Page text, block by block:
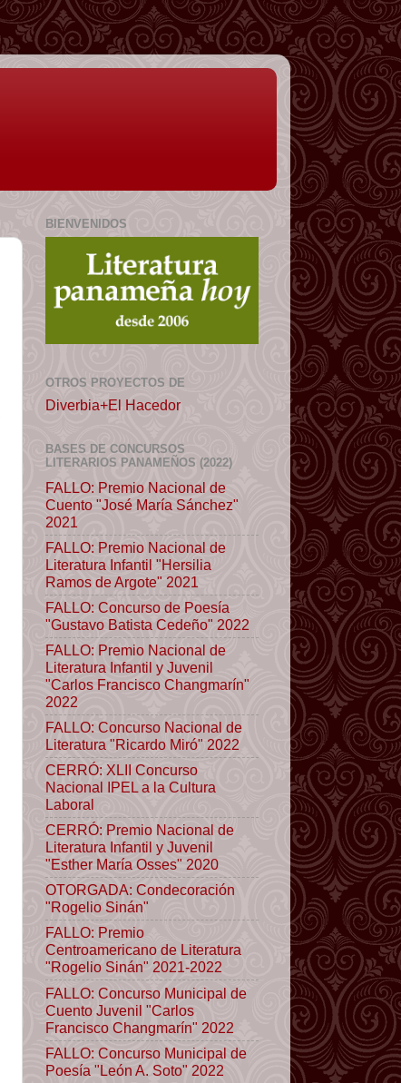
BIENVENIDOS
OTROS PROYECTOS DE
Diverbia+El Hacedor
BASES DE CONCURSOS
LITERARIOS PANAMEÑOS (2022)
FALLO: Premio Nacional de
Cuento "José María Sánchez"
2021
FALLO: Premio Nacional de
Literatura Infantil "Hersilia
Ramos de Argote" 2021
FALLO: Concurso de Poesía
"Gustavo Batista Cedeño" 2022
FALLO: Premio Nacional de
Literatura Infantil y Juvenil
"Carlos Francisco Changmarín"
2022
FALLO: Concurso Nacional de
Literatura "Ricardo Miró" 2022
CERRÓ: XLII Concurso
Nacional IPEL a la Cultura
Laboral
CERRÓ: Premio Nacional de
Literatura Infantil y Juvenil
"Esther María Osses" 2020
OTORGADA: Condecoración
"Rogelio Sinán"
FALLO: Premio
Centroamericano de Literatura
"Rogelio Sinán" 2021-2022
FALLO: Concurso Municipal de
Cuento Juvenil "Carlos
Francisco Changmarín" 2022
FALLO: Concurso Municipal de
Poesía "León A. Soto" 2022